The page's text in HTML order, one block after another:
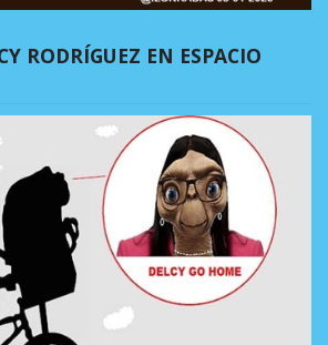
RODRÍGUEZ EN ESPACIO